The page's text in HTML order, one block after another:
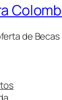
de Becas